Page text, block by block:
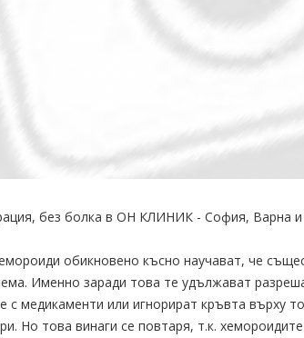
без болка в ОН КЛИНИК - София, Варна и
обикновено късно научават, че
Именно заради това те удължават
с медикаменти или игнорират кръвта върху
Но това винаги се повтаря, т.к.